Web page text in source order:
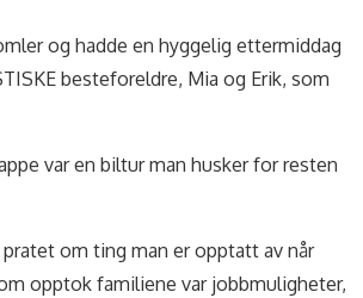
og hadde en hyggelig ettermiddag
besteforeldre, Mia og Erik, som
var en biltur man husker for resten
om ting man er opptatt av når
opptok familiene var jobbmuligheter,